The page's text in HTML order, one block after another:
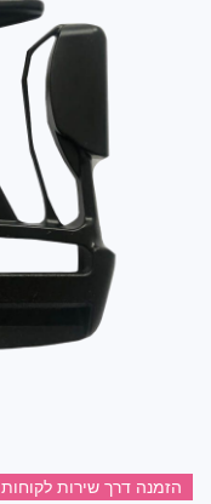
הזמנה דרך שירות לקוחות